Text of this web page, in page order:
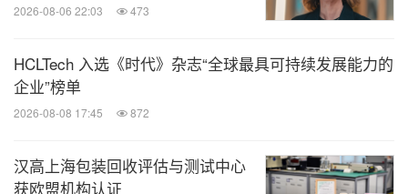
华大区可持续发展总监张琦，耐特菲姆中国区技术总
监谢永华，北京农达丰业农业生物科技有限公司董事
长姚宝桂等嘉宾也发表了对此次调研活动的感受与对
再生农业的期待。
农业可持续转型已成为必选题，在应答这一时代课题
2026-08-06 22:03 473
HCLTech 入选《时代》杂志“全球最具可持续发展能力的
企业”榜单
2026-08-08 17:45 872
汉高上海包装回收评估与测试中心
获欧盟机构认证